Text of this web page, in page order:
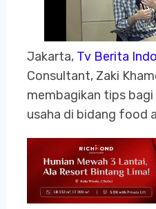
Jakarta, Tv Berita
Consultant, Zaki
membagikan tips
usaha di bidang food